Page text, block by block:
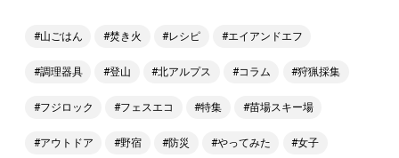
山ごはん 焚き火 レシピ エイアンドエフ
調理器具 登山 北アルプス コラム 狩猟採集
フジロック フェスエコ 特集 苗場スキー場
アウトドア 野宿 防災 やってみた 女子